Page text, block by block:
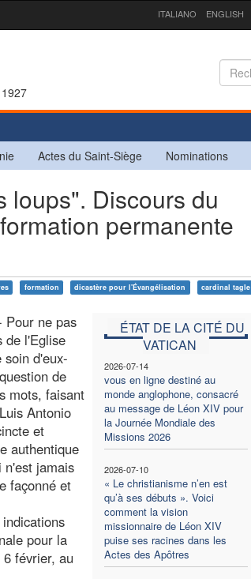
ITALIANO ENGLISH
Actes du Saint-Siège Nominations
loups". Discours du
permanente
formation dicastère pour l'Évangélisation cardinal tagle
ÉTAT DE LA CITÉ DU
VATICAN
2026-07-14
vous en ligne destiné au
monde anglophone, consacré
au message de Léon XIV pour
la Journée Mondiale des
Missions 2026
2026-07-10
« Le christianisme n’en est
qu’à ses débuts ». Voici
comment la vision
missionnaire de Léon XIV
puise ses racines dans les
Actes des Apôtres
Pour ne pas
de l'Eglise
d'eux-
de
mots, faisant
Antonio
et
authentique
n'est jamais
façonné et
pour la
février, au